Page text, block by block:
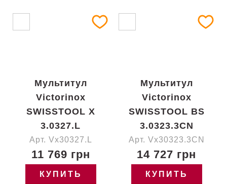
Мультитул
Victorinox
SWISSTOOL X
3.0327.L
Арт. Vx30327.L
11 769 грн
КУПИТЬ
Мультитул
Victorinox
SWISSTOOL BS
3.0323.3CN
Арт. Vx30323.3CN
14 727 грн
КУПИТЬ